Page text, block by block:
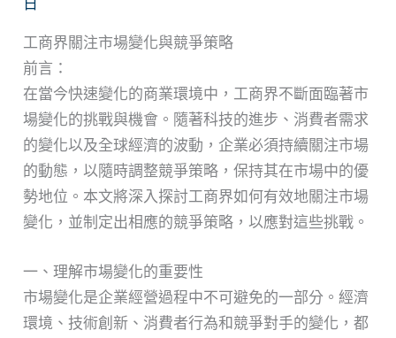
日
工商界關注市場變化與競爭策略
前言：
在當今快速變化的商業環境中，工商界不斷面臨著市
場變化的挑戰與機會。隨著科技的進步、消費者需求
的變化以及全球經濟的波動，企業必須持續關注市場
的動態，以隨時調整競爭策略，保持其在市場中的優
勢地位。本文將深入探討工商界如何有效地關注市場
變化，並制定出相應的競爭策略，以應對這些挑戰。
一、理解市場變化的重要性
市場變化是企業經營過程中不可避免的一部分。經濟
環境、技術創新、消費者行為和競爭對手的變化，都